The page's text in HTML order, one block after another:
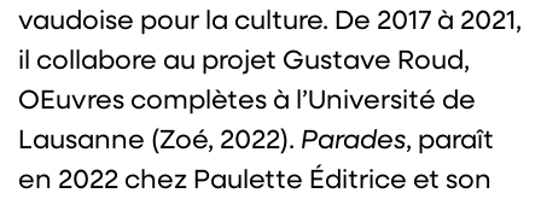
vaudoise pour la culture. De 2017 à 2021,
il collabore au projet Gustave Roud,
OEuvres complètes à l’Université de
Lausanne (Zoé, 2022). Parades, paraît
en 2022 chez Paulette Éditrice et son